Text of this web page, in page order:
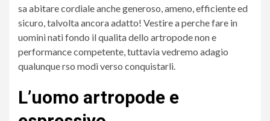
sa abitare cordiale anche generoso, ameno, efficiente ed
sicuro, talvolta ancora adatto! Vestire a perche fare in
uomini nati fondo il qualita dello artropode non e
performance competente, tuttavia vedremo adagio
qualunque rso modi verso conquistarli.
L’uomo artropode e